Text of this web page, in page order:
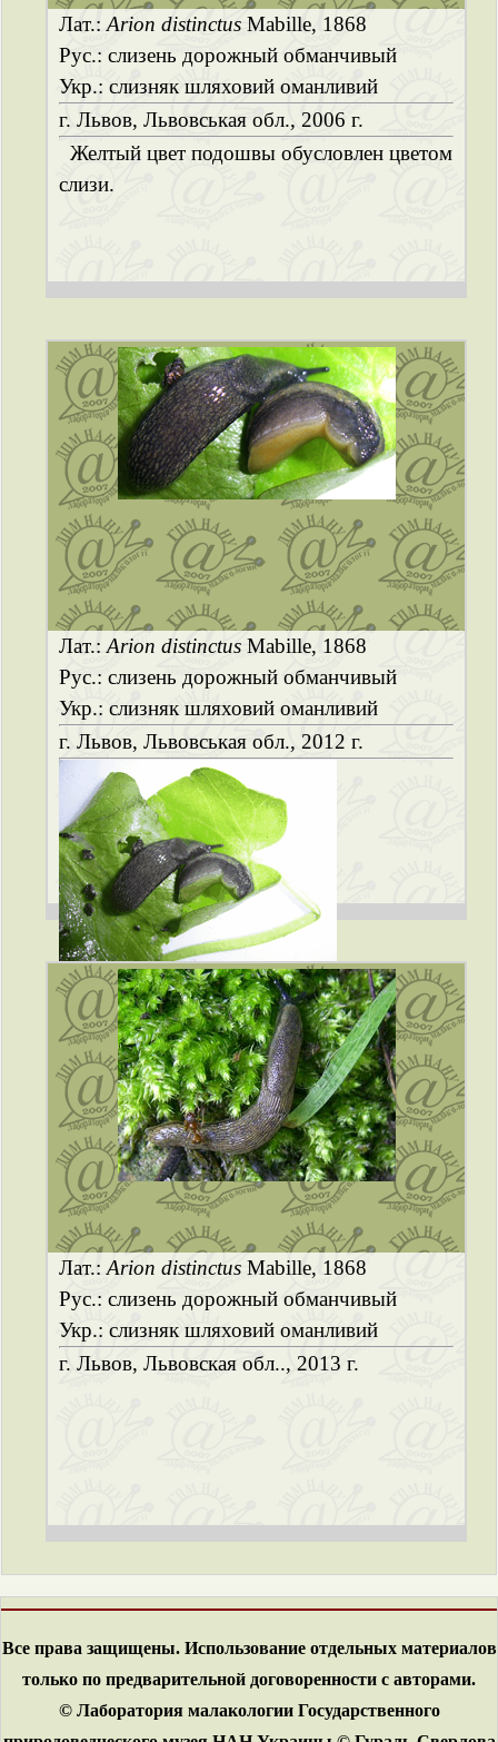
Лат.:Arion distinctus Mabille, 1868
Рус.: слизень дорожный обманчивый
Укр.: слизняк шляховий оманливий
г. Львов, Львовськая обл., 2006 г.
Желтый цвет подошвы обусловлен цветом
слизи.
Лат.:Arion distinctus Mabille, 1868
Рус.: слизень дорожный обманчивый
Укр.: слизняк шляховий оманливий
г. Львов, Львовськая обл., 2012 г.
Лат.:Arion distinctus Mabille, 1868
Рус.: слизень дорожный обманчивый
Укр.: слизняк шляховий оманливий
г. Львов, Львовская обл.., 2013 г.
Все права защищены. Использование отдельных материалов
только по предварительной договоренности с авторами.
© Лаборатория малакологии Государственного